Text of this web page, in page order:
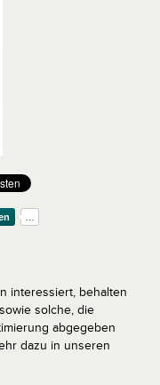
interessiert, behalten
solche, die
abgegeben
dazu in unseren